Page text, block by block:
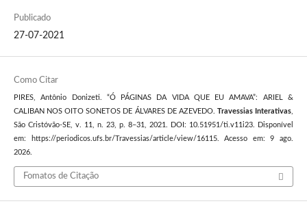
Publicado
27-07-2021
Como Citar
PIRES, Antônio Donizeti. “Ó PÁGINAS DA VIDA QUE EU AMAVA”: ARIEL &
CALIBAN NOS OITO SONETOS DE ÁLVARES DE AZEVEDO.
Travessias Interativas
São Cristóvão-SE, v. 11, n. 23, p. 8–31, 2021. DOI: 10.51951/ti.v11i23. Disponível
em: https://periodicos.ufs.br/Travessias/article/view/16115. Acesso em: 9 ago.
2026.
Fomatos de Citação